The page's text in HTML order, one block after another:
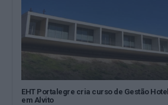
EHT Portalegre cria curso de Gestão
em Alvito